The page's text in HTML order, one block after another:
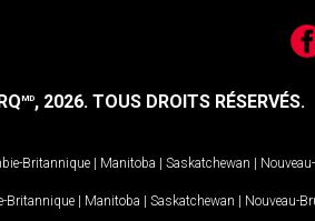
MD, 2026. TOUS DROITS RÉSERVÉS.
Britannique | Manitoba | Saskatchewan |
Britannique | Manitoba | Saskatchewan | Nouveau-